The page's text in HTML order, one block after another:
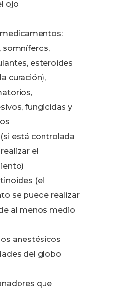
ojo
somníferos,
esteroides
curación),
fungicidas y
está controlada
el
(el
se puede realizar
al menos medio
anestésicos
del globo
que